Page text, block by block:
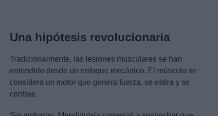
Una hipótesis revolucionaria
Tradicionalmente, las lesiones musculares se han
entendido desde un enfoque mecánico. El músculo se
considera un motorque genera fuerza, se estira y se
contrae.